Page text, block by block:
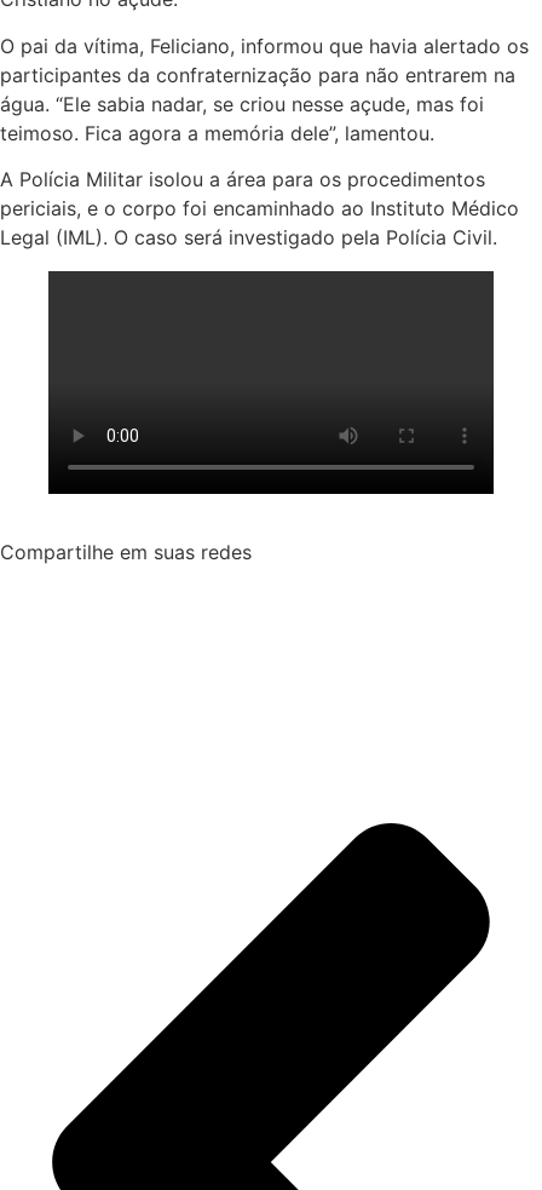
O pai da vítima, Feliciano, informou que havia alertado os
participantes da confraternização para não entrarem na
água. “Ele sabia nadar, se criou nesse açude, mas foi
teimoso. Fica agora a memória dele”, lamentou.
A Polícia Militar isolou a área para os procedimentos
periciais, e o corpo foi encaminhado ao Instituto Médico
Legal (IML). O caso será investigado pela Polícia Civil.
Compartilhe em suas redes